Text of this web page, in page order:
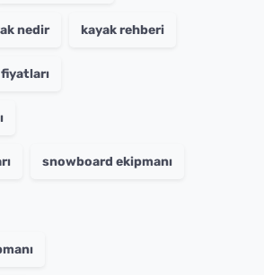
nedir kayak rehberi
snowboard ekipmanı